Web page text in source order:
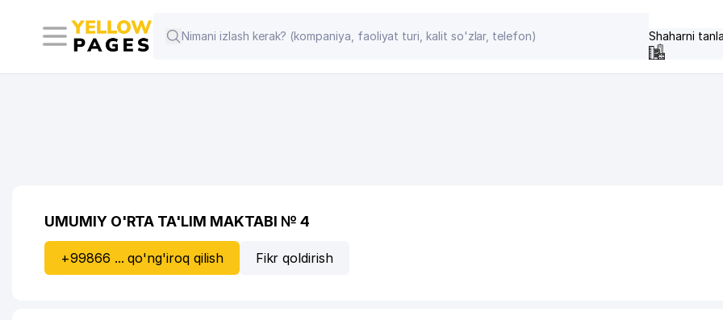
Shaharni
UMUMIY O'RTA TA'LIM MAKTABI № 4
+99866 ... qo'ng'iroq qilish Fikr qoldirish